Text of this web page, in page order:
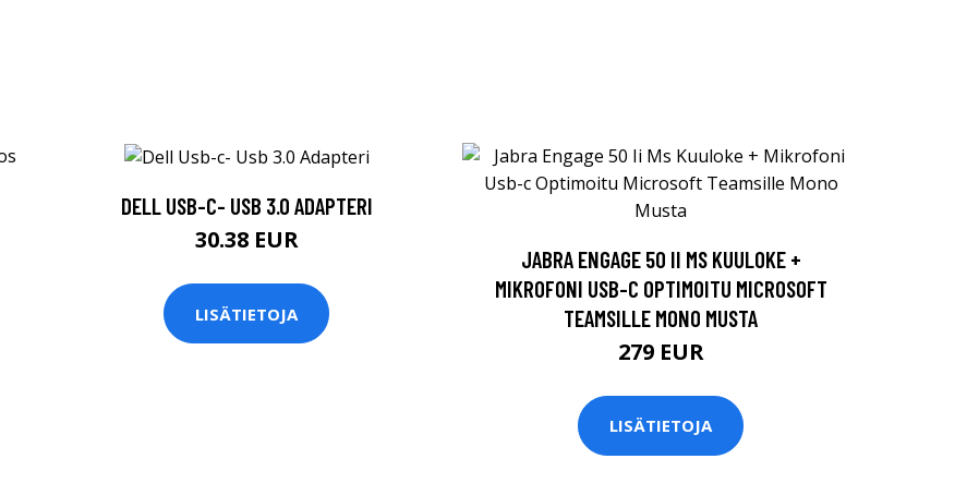
DELL USB-C- USB 3.0 ADAPTERI
30.38 EUR
LISÄTIETOJA
JABRA ENGAGE 50 II MS KUULOKE +
MIKROFONI USB-C OPTIMOITU MICROSOFT
TEAMSILLE MONO MUSTA
279 EUR
LISÄTIETOJA